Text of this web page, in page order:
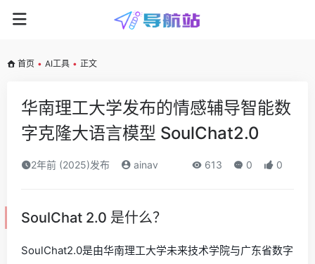
首页 • AI工具 • 正文
华南理工大学发布的情感辅导智能数
字克隆大语言模型 SoulChat2.0
2年前 (2025)发布 ainav 613 0 0
SoulChat 2.0 是什么？
SoulChat2.0是由华南理工大学未来技术学院与广东省数字